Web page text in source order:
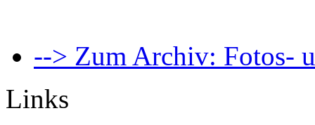
--> Zum Archiv: Fotos-
Links